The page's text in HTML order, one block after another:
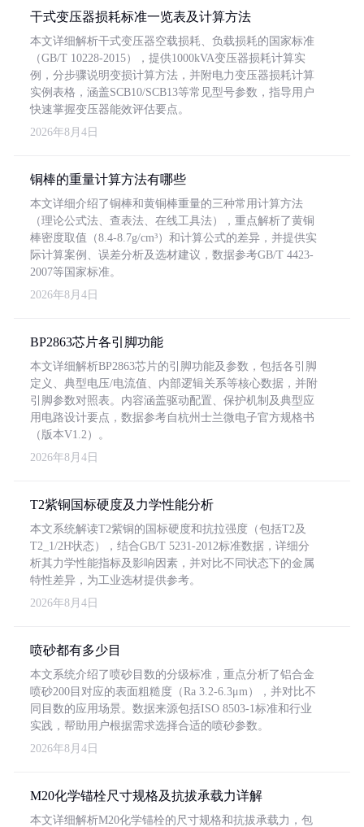
干式变压器损耗标准一览表及计算方法
本文详细解析干式变压器空载损耗、负载损耗的国家标准
（GB/T 10228-2015），提供1000kVA变压器损耗计算实
例，分步骤说明变损计算方法，并附电力变压器损耗计算
实例表格，涵盖SCB10/SCB13等常见型号参数，指导用户
快速掌握变压器能效评估要点。
2026年8月4日
铜棒的重量计算方法有哪些
本文详细介绍了铜棒和黄铜棒重量的三种常用计算方法
（理论公式法、查表法、在线工具法），重点解析了黄铜
棒密度取值（8.4-8.7g/cm³）和计算公式的差异，并提供实
际计算案例、误差分析及选材建议，数据参考GB/T 4423-
2007等国家标准。
2026年8月4日
BP2863芯片各引脚功能
本文详细解析BP2863芯片的引脚功能及参数，包括各引脚
定义、典型电压/电流值、内部逻辑关系等核心数据，并附
引脚参数对照表。内容涵盖驱动配置、保护机制及典型应
用电路设计要点，数据参考自杭州士兰微电子官方规格书
（版本V1.2）。
2026年8月4日
T2紫铜国标硬度及力学性能分析
本文系统解读T2紫铜的国标硬度和抗拉强度（包括T2及
T2_1/2H状态），结合GB/T 5231-2012标准数据，详细分
析其力学性能指标及影响因素，并对比不同状态下的金属
特性差异，为工业选材提供参考。
2026年8月4日
喷砂都有多少目
本文系统介绍了喷砂目数的分级标准，重点分析了铝合金
喷砂200目对应的表面粗糙度（Ra 3.2-6.3μm），并对比不
同目数的应用场景。数据来源包括ISO 8503-1标准和行业
实践，帮助用户根据需求选择合适的喷砂参数。
2026年8月4日
M20化学锚栓尺寸规格及抗拔承载力详解
本文详细解析M20化学锚栓的尺寸规格和抗拔承载力，包